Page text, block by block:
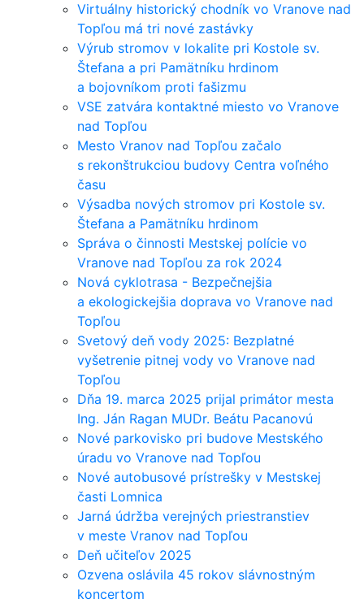
Virtuálny historický chodník vo Vranove nad
Topľou má tri nové zastávky
Výrub stromov v lokalite pri Kostole sv.
Štefana a pri Pamätníku hrdinom
a bojovníkom proti fašizmu
VSE zatvára kontaktné miesto vo Vranove
nad Topľou
Mesto Vranov nad Topľou začalo
s rekonštrukciou budovy Centra voľného
času
Výsadba nových stromov pri Kostole sv.
Štefana a Pamätníku hrdinom
Správa o činnosti Mestskej polície vo
Vranove nad Topľou za rok 2024
Nová cyklotrasa - Bezpečnejšia
a ekologickejšia doprava vo Vranove nad
Topľou
Svetový deň vody 2025: Bezplatné
vyšetrenie pitnej vody vo Vranove nad
Topľou
Dňa 19. marca 2025 prijal primátor mesta
Ing. Ján Ragan MUDr. Beátu Pacanovú
Nové parkovisko pri budove Mestského
úradu vo Vranove nad Topľou
Nové autobusové prístrešky v Mestskej
časti Lomnica
Jarná údržba verejných priestranstiev
v meste Vranov nad Topľou
Deň učiteľov 2025
Ozvena oslávila 45 rokov slávnostným
koncertom